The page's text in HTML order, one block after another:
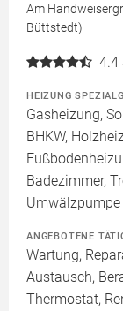
Am
Büttstedt)
4.4
HEIZUNG
Gasheizung,
BHKW,
Badezimmer,
Umwälzpumpe
ANGEBOTENE
Wartung,
Austausch,
Thermostat,